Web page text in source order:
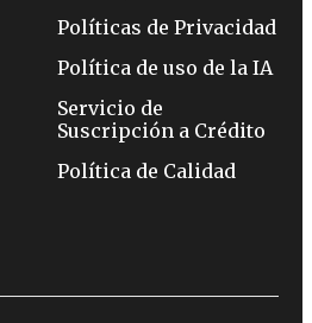
Políticas de Privacidad
Política de uso de la IA
Servicio de
Suscripción a Crédito
Política de Calidad